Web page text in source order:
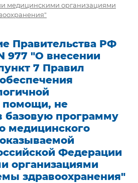
медицинскими организациями
Правительства РФ
977 "О внесении
7 Правил
помощи, не
базовую программу
медицинского
Федерации
организациями
здравоохранения"